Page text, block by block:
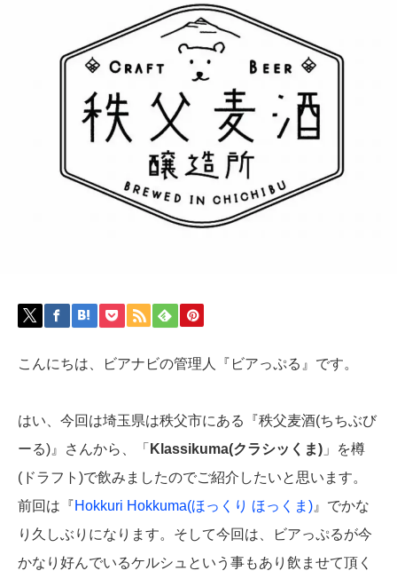
こんにちは、ビアナビの管理人『ビアっぷる』です。
はい、今回は埼玉県は秩父市にある『秩父麦酒(ちちぶび
ーる)』さんから、「 Klassikuma(クラシッくま) 」を樽
(ドラフト)で飲みましたのでご紹介したいと思います。
前回は『Hokkuri Hokkuma(ほっくり ほっくま) 』でかな
り久しぶりになります。そして今回は、ビアっぷるが今
かなり好んでいるケルシュという事もあり飲ませて頂く